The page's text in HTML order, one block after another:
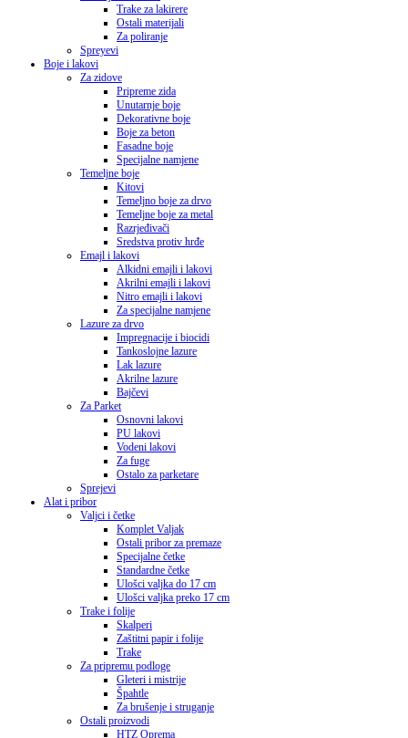
Trake za lakirere
Ostali materijali
Za poliranje
Spreyevi
Boje i lakovi
Za zidove
Pripreme zida
Unutarnje boje
Dekorativne boje
Boje za beton
Fasadne boje
Specijalne namjene
Temeljne boje
Kitovi
Temeljno boje za drvo
Temeljne boje za metal
Razrjeđivači
Sredstva protiv hrđe
Emajl i lakovi
Alkidni emajli i lakovi
Akrilni emajli i lakovi
Nitro emajli i lakovi
Za specijalne namjene
Lazure za drvo
Impregnacije i biocidi
Tankoslojne lazure
Lak lazure
Akrilne lazure
Bajčevi
Za Parket
Osnovni lakovi
PU lakovi
Vodeni lakovi
Za fuge
Ostalo za parketare
Sprejevi
Alat i pribor
Valjci i četke
Komplet Valjak
Ostali pribor za premaze
Specijalne četke
Standardne četke
Ulošci valjka do 17 cm
Ulošci valjka preko 17 cm
Trake i folije
Skalperi
Zaštitni papir i folije
Trake
Za pripremu podloge
Gleteri i mistrije
Špahtle
Za brušenje i struganje
Ostali proizvodi
HTZ Oprema